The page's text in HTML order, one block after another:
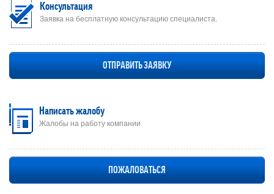
Консультация
Заявка на бесплатную консультацию специалиста.
ОТПРАВИТЬ ЗАЯВКУ
Написать жалобу
Жалобы на работу компании
ПОЖАЛОВАТЬСЯ